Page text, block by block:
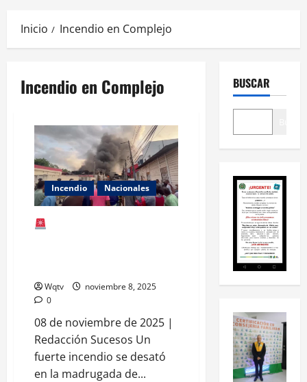
Inicio Incendio en Complejo
Incendio en Complejo
Incendio Nacionales
Wqtv
noviembre 8, 2025
0
08 de noviembre de 2025 |
Redacción Sucesos Un
fuerte incendio se desató
en la madrugada de...
BUSCAR